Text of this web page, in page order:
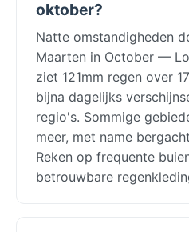
oktober?
Natte omstandigheden
Maarten in October —
ziet 121mm regen over
bijna dagelijks
regio's. Sommige
meer, met name
Reken op frequente
betrouwbare